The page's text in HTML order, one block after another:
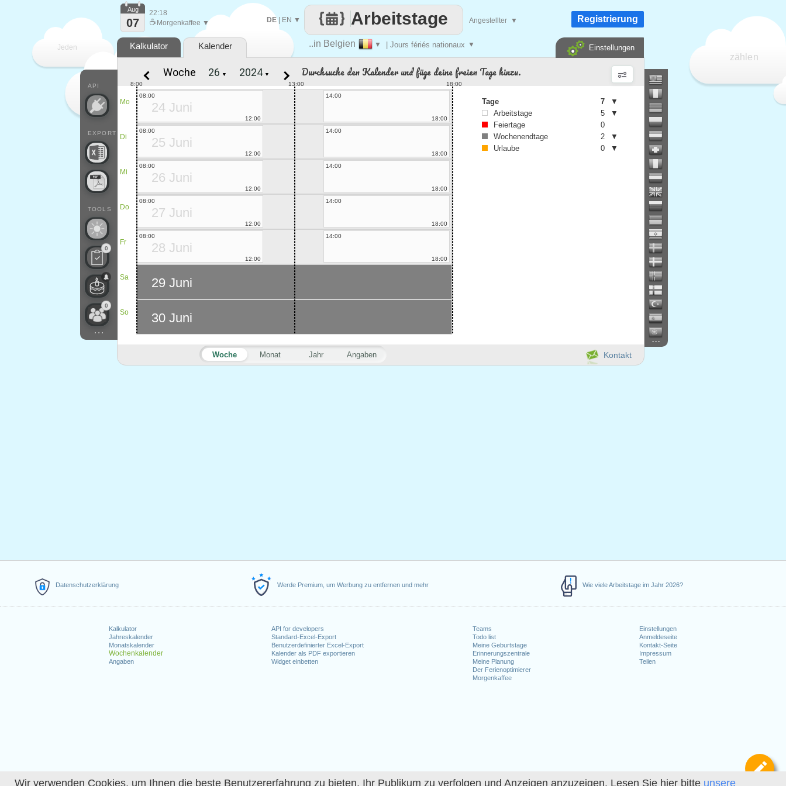
Wir verwenden Cookies, um Ihnen die beste Benutzererfahrung zu bieten, Ihr Publikum zu verfolgen und Anzeigen anzuzeigen. Lesen Sie hier bitte unsere
Datenschutzerklärung Werde Premium, um Werbung zu entfernen und mehr Wie viele Arbeitstage im Jahr 2026?
Kalkulator
Jahreskalender
Monatskalender
Wochenkalender
Angaben
API for developers
Standard-Excel-Export
Benutzerdefinierter Excel-Export
Kalender als PDF exportieren
Widget einbetten
Teams
Todo list
Meine Geburtstage
Erinnerungszentrale
Meine Planung
Der Ferienoptimierer
Morgenkaffee
Einstellungen
Anmeldeseite
Kontakt-Seite
Impressum
Teilen
Jeden
Tag
zählen
..in Belgien ▼ | Jours fériés nationaux ▼
Arbeitstage
DE| EN ▼ Angestellter ▼
API
EXPORT
TOOLS
0
0
...
Aug
07
22:18
☕ Morgenkaffee ▼ Registrierung
Kalkulator Kalender Einstellungen
...
Kontakt
Woche Monat Jahr Angaben
Woche ▼ ▼ Durchsuche den Kalender und füge deine freien Tage hinzu.
Mo
Di
Mi
Do
Fr
Sa
So
13:00
8:00 18:00
24 Juni
08:00
12:00
14:00
18:00
25 Juni
08:00
12:00
14:00
18:00
26 Juni
08:00
12:00
14:00
18:00
27 Juni
08:00
12:00
14:00
18:00
28 Juni
08:00
12:00
14:00
18:00
29 Juni
30 Juni
Tage 7
▼
Arbeitstage
5
▼
Feiertage
0
Wochenendtage
2
▼
Urlaube
0 ▼